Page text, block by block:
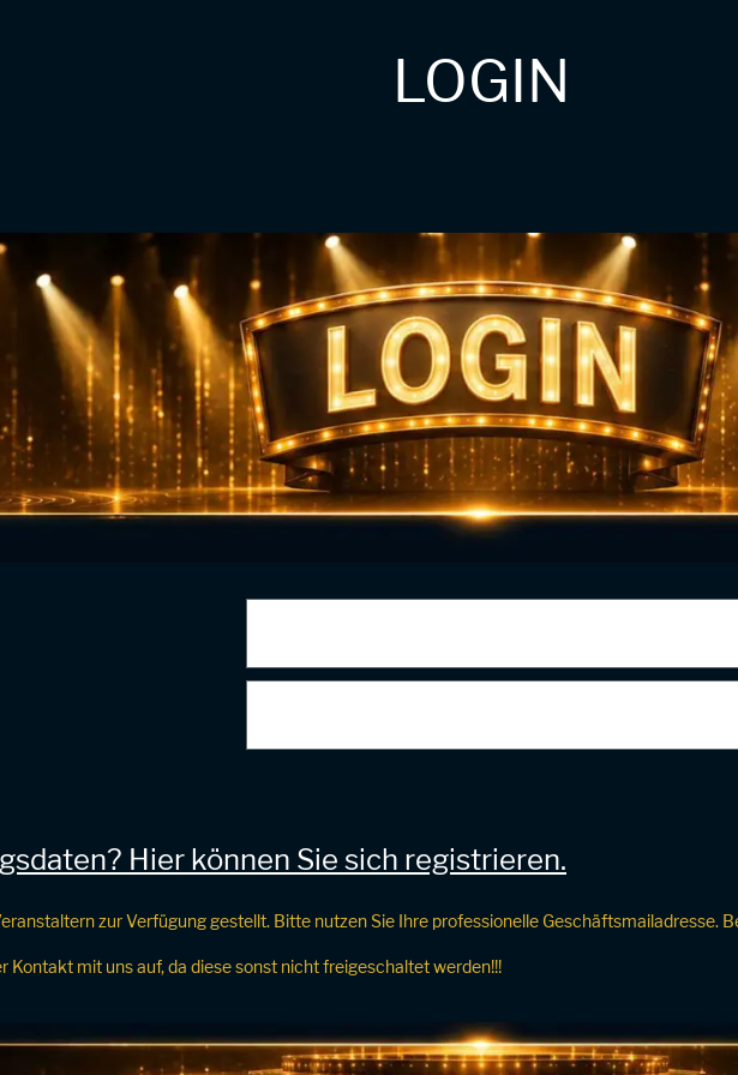
LOGIN
Hier können Sie sich registrieren.
zur Verfügung gestellt. Bitte nutzen Sie Ihre professionelle Geschäftsmailadresse.
Kontakt mit uns auf, da diese sonst nicht freigeschaltet werden!!!